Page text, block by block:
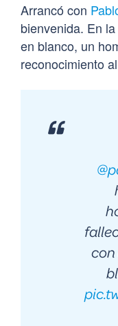
Arrancó con
bienvenida. En
en blanco, un
reconocimiento